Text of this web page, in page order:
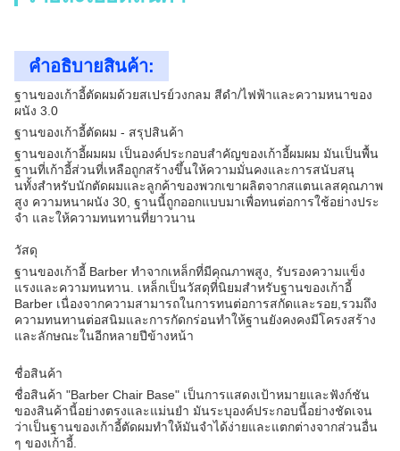
คําอธิบายสินค้า:
ฐานของเก้าอี้ตัดผมด้วยสเปรย์วงกลม สีดํา/ไฟฟ้าและความหนาของ
ผนัง 3.0
ฐานของเก้าอี้ตัดผม - สรุปสินค้า
ฐานของเก้าอี้ผมผม เป็นองค์ประกอบสําคัญของเก้าอี้ผมผม มันเป็นพื้น
ฐานที่เก้าอี้ส่วนที่เหลือถูกสร้างขึ้นให้ความมั่นคงและการสนับสนุ
นทั้งสําหรับนักตัดผมและลูกค้าของพวกเขาผลิตจากสแตนเลสคุณภาพ
สูง ความหนาผนัง 30, ฐานนี้ถูกออกแบบมาเพื่อทนต่อการใช้อย่างประ
จํา และให้ความทนทานที่ยาวนาน
วัสดุ
ฐานของเก้าอี้ Barber ทําจากเหล็กที่มีคุณภาพสูง, รับรองความแข็ง
แรงและความทนทาน. เหล็กเป็นวัสดุที่นิยมสําหรับฐานของเก้าอี้
Barber เนื่องจากความสามารถในการทนต่อการสกัดและรอย,รวมถึง
ความทนทานต่อสนิมและการกัดกร่อนทําให้ฐานยังคงคงมีโครงสร้าง
และลักษณะในอีกหลายปีข้างหน้า
ชื่อสินค้า
ชื่อสินค้า "Barber Chair Base" เป็นการแสดงเป้าหมายและฟังก์ชัน
ของสินค้านี้อย่างตรงและแม่นยํา มันระบุองค์ประกอบนี้อย่างชัดเจน
ว่าเป็นฐานของเก้าอี้ตัดผมทําให้มันจําได้ง่ายและแตกต่างจากส่วนอื่น
ๆ ของเก้าอี้.